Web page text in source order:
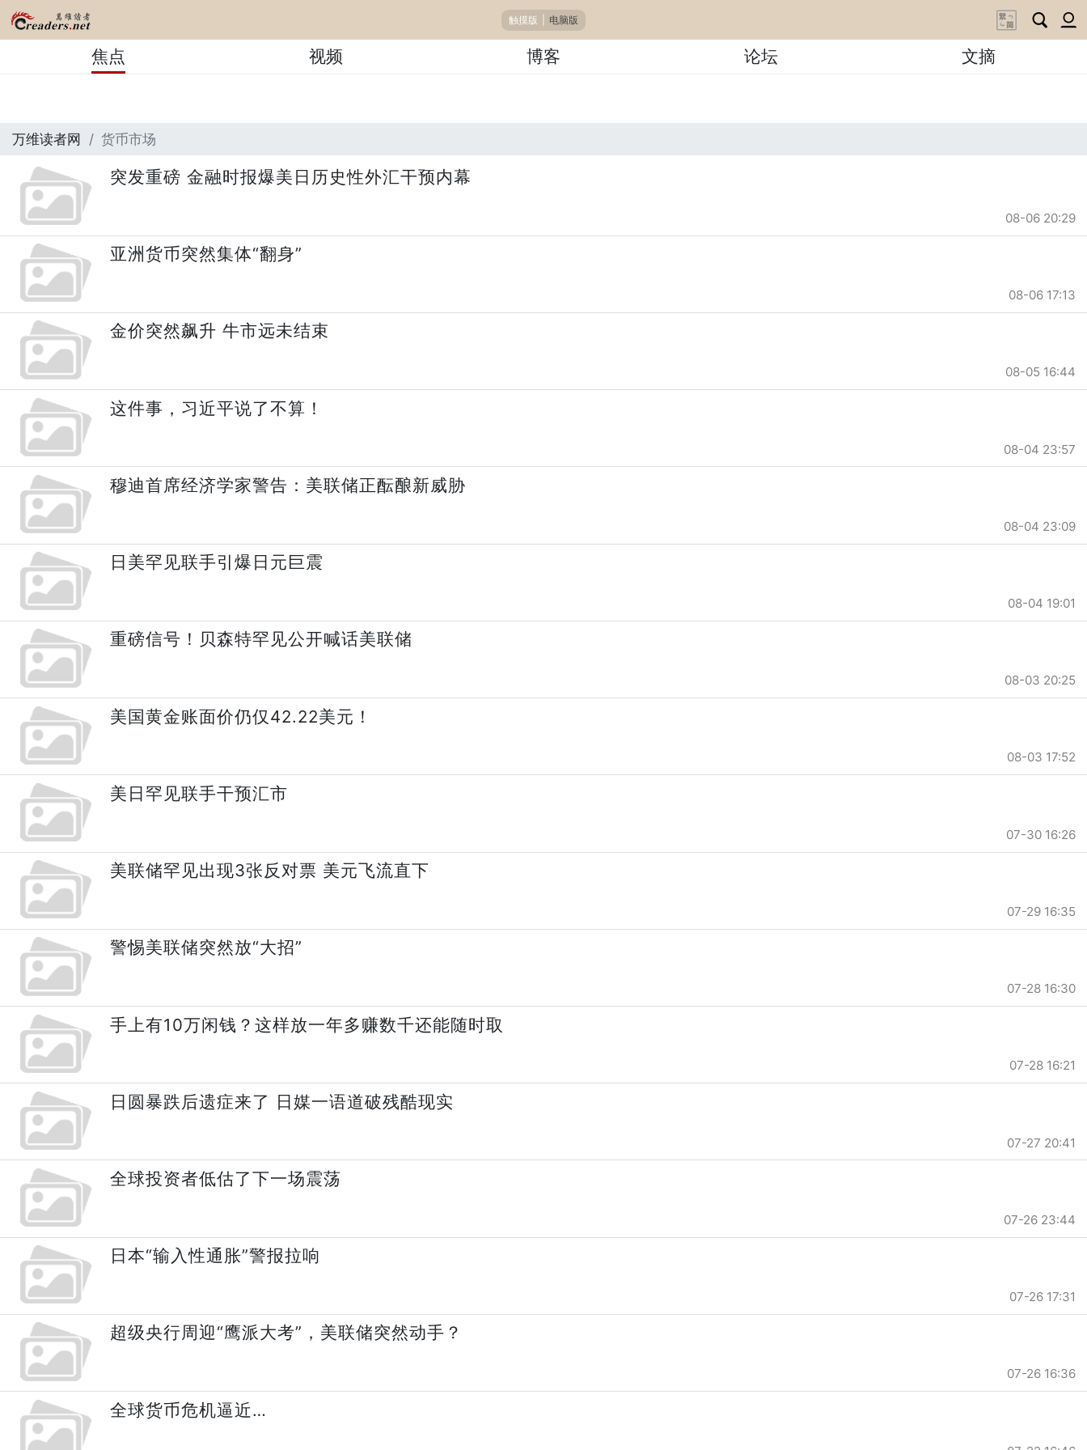
触摸版 电脑版
焦点 视频 博客 论坛 文摘
万维读者网 货币市场
突发重磅 金融时报爆美日历史性外汇干预内幕
08-06 20:29
亚洲货币突然集体“翻身”
08-06 17:13
金价突然飙升 牛市远未结束
08-05 16:44
这件事，习近平说了不算！
08-04 23:57
穆迪首席经济学家警告：美联储正酝酿新威胁
08-04 23:09
日美罕见联手引爆日元巨震
08-04 19:01
重磅信号！贝森特罕见公开喊话美联储
08-03 20:25
美国黄金账面价仍仅42.22美元！
08-03 17:52
美日罕见联手干预汇市
07-30 16:26
美联储罕见出现3张反对票 美元飞流直下
07-29 16:35
警惕美联储突然放“大招”
07-28 16:30
手上有10万闲钱？这样放一年多赚数千还能随时取
07-28 16:21
日圆暴跌后遗症来了 日媒一语道破残酷现实
07-27 20:41
全球投资者低估了下一场震荡
07-26 23:44
日本“输入性通胀”警报拉响
07-26 17:31
超级央行周迎“鹰派大考”，美联储突然动手？
07-26 16:36
全球货币危机逼近…